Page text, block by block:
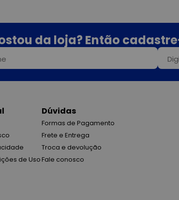
da loja? Então
de Uso
Dúvidas
Formas de Pagamento
Frete e Entrega
Troca e devolução
Fale conosco